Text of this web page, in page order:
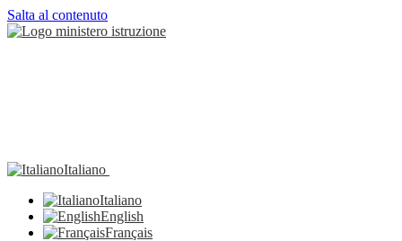
Salta al contenuto
Italiano
Italiano
English
Français